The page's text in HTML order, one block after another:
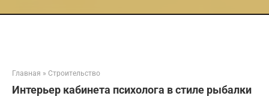
Главная » Строительство
Интерьер кабинета психолога в стиле рыбалки